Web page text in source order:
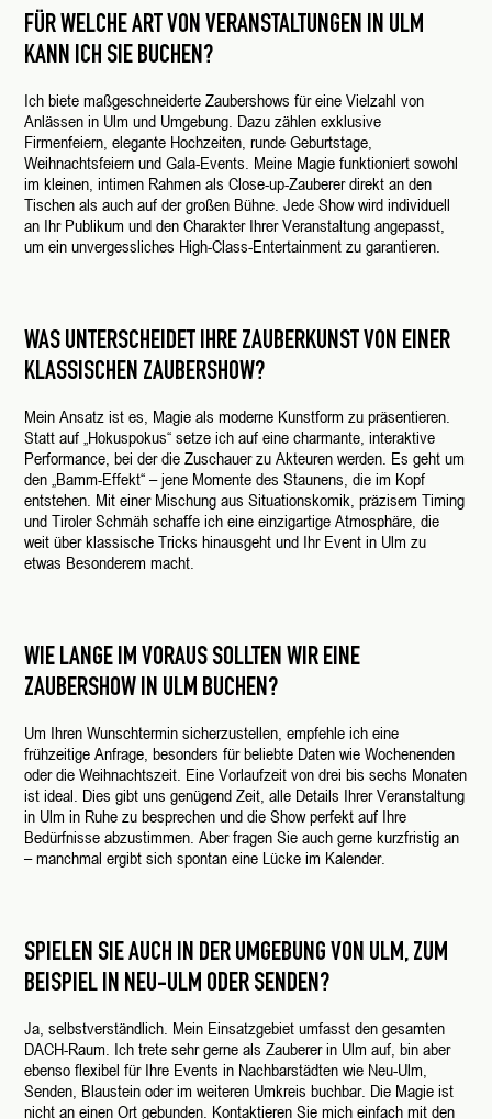
FÜR WELCHE ART VON VERANSTALTUNGEN IN ULM
KANN ICH SIE BUCHEN?
Ich biete maßgeschneiderte Zaubershows für eine Vielzahl von
Anlässen in Ulm und Umgebung. Dazu zählen exklusive
Firmenfeiern, elegante Hochzeiten, runde Geburtstage,
Weihnachtsfeiern und Gala-Events. Meine Magie funktioniert sowohl
im kleinen, intimen Rahmen als Close-up-Zauberer direkt an den
Tischen als auch auf der großen Bühne. Jede Show wird individuell
an Ihr Publikum und den Charakter Ihrer Veranstaltung angepasst,
um ein unvergessliches High-Class-Entertainment zu garantieren.
WAS UNTERSCHEIDET IHRE ZAUBERKUNST VON EINER
KLASSISCHEN ZAUBERSHOW?
Mein Ansatz ist es, Magie als moderne Kunstform zu präsentieren.
Statt auf „Hokuspokus“ setze ich auf eine charmante, interaktive
Performance, bei der die Zuschauer zu Akteuren werden. Es geht um
den „Bamm-Effekt“ – jene Momente des Staunens, die im Kopf
entstehen. Mit einer Mischung aus Situationskomik, präzisem Timing
und Tiroler Schmäh schaffe ich eine einzigartige Atmosphäre, die
weit über klassische Tricks hinausgeht und Ihr Event in Ulm zu
etwas Besonderem macht.
WIE LANGE IM VORAUS SOLLTEN WIR EINE
ZAUBERSHOW IN ULM BUCHEN?
Um Ihren Wunschtermin sicherzustellen, empfehle ich eine
frühzeitige Anfrage, besonders für beliebte Daten wie Wochenenden
oder die Weihnachtszeit. Eine Vorlaufzeit von drei bis sechs Monaten
ist ideal. Dies gibt uns genügend Zeit, alle Details Ihrer Veranstaltung
in Ulm in Ruhe zu besprechen und die Show perfekt auf Ihre
Bedürfnisse abzustimmen. Aber fragen Sie auch gerne kurzfristig an
– manchmal ergibt sich spontan eine Lücke im Kalender.
SPIELEN SIE AUCH IN DER UMGEBUNG VON ULM, ZUM
BEISPIEL IN NEU-ULM ODER SENDEN?
Ja, selbstverständlich. Mein Einsatzgebiet umfasst den gesamten
DACH-Raum. Ich trete sehr gerne als Zauberer in Ulm auf, bin aber
ebenso flexibel für Ihre Events in Nachbarstädten wie Neu-Ulm,
Senden, Blaustein oder im weiteren Umkreis buchbar. Die Magie ist
nicht an einen Ort gebunden. Kontaktieren Sie mich einfach mit den